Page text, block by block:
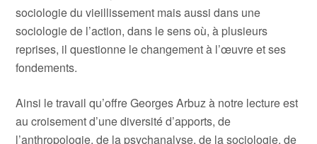
sociologie du vieillissement mais aussi dans une
sociologie de l’action, dans le sens où, à plusieurs
reprises, il questionne le changement à l’œuvre et ses
fondements.
Ainsi le travail qu’offre Georges Arbuz à notre lecture est
au croisement d’une diversité d’apports, de
l’anthropologie, de la psychanalyse, de la sociologie, de